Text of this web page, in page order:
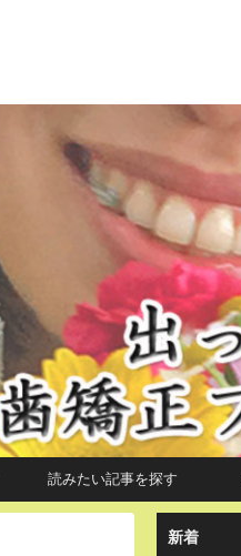
読みたい記事を探す
新着